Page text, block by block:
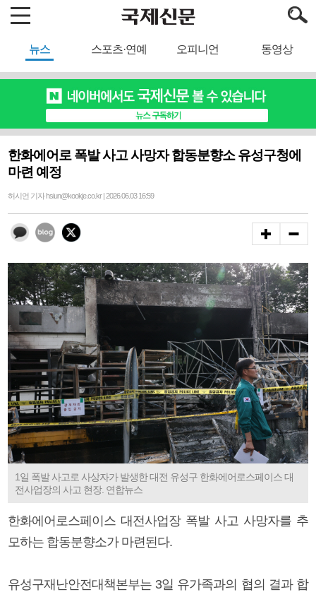
뉴스 스포츠·연예 오피니언 동영상
한화에어로 폭발 사고 사망자 합동분향소 유성구청에
마련 예정
허시언 기자 hsiun@kookje.co.kr | 2026.06.03 16:59
1일 폭발 사고로 사상자가 발생한 대전 유성구 한화에어로스페이스 대
전사업장의 사고 현장. 연합뉴스
한화에어로스페이스 대전사업장 폭발 사고 사망자를 추
모하는 합동분향소가 마련된다.
유성구재난안전대책본부는 3일 유가족과의 협의 결과 합